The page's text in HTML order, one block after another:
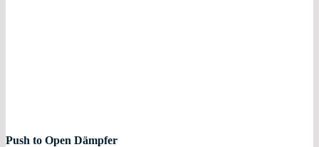
Push to Open Dämpfer